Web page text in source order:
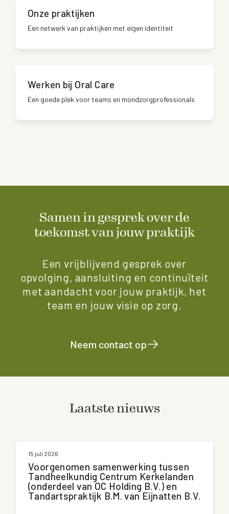
Onze praktijken
Een netwerk van praktijken met eigen identiteit
Werken bij Oral Care
Een goede plek voor teams en mondzorgprofessionals
Samen in gesprek over de
toekomst van jouw praktijk
Een vrijblijvend gesprek over
opvolging, aansluiting en continuïteit
met aandacht voor jouw praktijk, het
team en jouw visie op zorg.
Neem contact op
Laatste nieuws
15 juli 2026
Voorgenomen samenwerking tussen
Tandheelkundig Centrum Kerkelanden
(onderdeel van OC Holding B.V.) en
Tandartspraktijk B.M. van Eijnatten B.V.